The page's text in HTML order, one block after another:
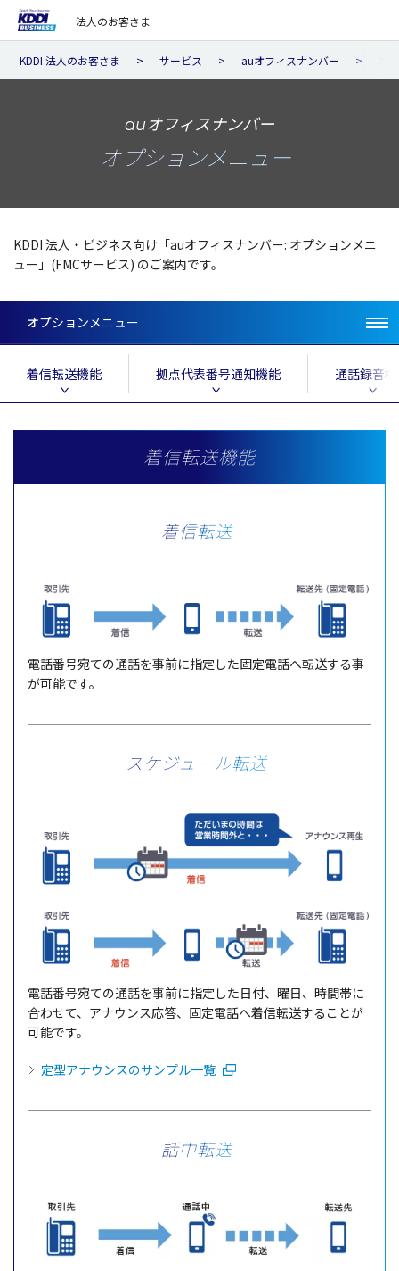
法人のお客さま
KDDI 法人のお客さま サービス auオフィスナンバー
auオフィスナンバー
オプションメニュー
KDDI 法人・ビジネス向け「auオフィスナンバー: オプションメニ
ュー」(FMCサービス) のご案内です。
オプションメニュー
着信転送機能 拠点代表番号通知機能 通話録音
着信転送機能
着信転送
電話番号宛ての通話を事前に指定 した固定電話へ転送する事
が可能です。
スケジュール転送
電話番号宛ての通話を事前に指定 した日付、 曜日、 時間帯に
合わせて、 アナウンス応答、 固定電話へ着信転送することが
可能です。
定型アナウンスのサンプル一覧
話中転送